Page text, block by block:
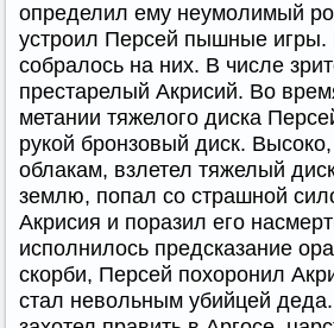
определил ему неумолимый
устроил Персей пышные игры.
собралось на них. В числе
престарелый Акрисий. Во
метании тяжелого диска
рукой бронзовый диск.
облакам, взлетел тяжелый
землю, попал со страшной
Акрисия и поразил его
исполнилось предсказание
скорби, Персей похоронил
стал невольным убийцей